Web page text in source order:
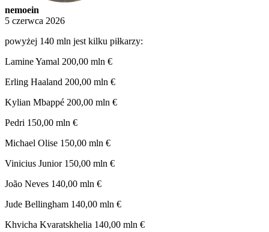
nemoein
5 czerwca 2026
powyżej 140 mln jest kilku piłkarzy:
Lamine Yamal 200,00 mln €
Erling Haaland 200,00 mln €
Kylian Mbappé 200,00 mln €
Pedri 150,00 mln €
Michael Olise 150,00 mln €
Vinicius Junior 150,00 mln €
João Neves 140,00 mln €
Jude Bellingham 140,00 mln €
Khvicha Kvaratskhelia 140,00 mln €